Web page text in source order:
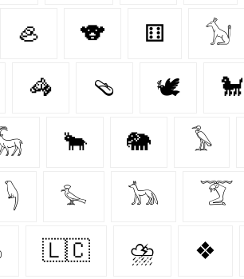
🦪 🐨 ⚅ 𓃩
🦓 🩴 🕊 🐩
🐂 🐘 𓅥
𓆐 𓅙 𓃥 𓄆
🇱🇨 ⛈️ ❖